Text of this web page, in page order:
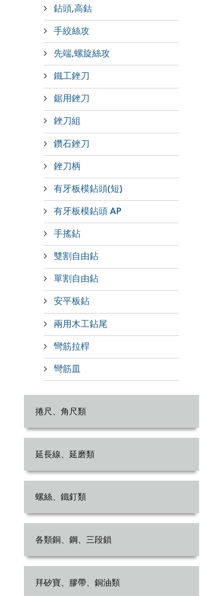
鉆頭,高鈷
手絞絲攻
先端,螺旋絲攻
鐵工銼刀
鋸用銼刀
銼刀組
鑽石銼刀
銼刀柄
有牙板模鉆頭(短)
有牙板模鉆頭 AP
手搖鉆
雙割自由鉆
單割自由鉆
安平板鉆
兩用木工鉆尾
彎筋拉桿
彎筋皿
捲尺、角尺類
延長線、延磨類
螺絲、鐵釘類
各類銅、鋼、三段鎖
拜矽寶、膠帶、銅油類